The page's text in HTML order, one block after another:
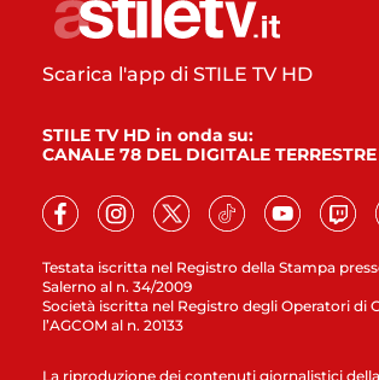
Testata iscritta nel Registro della Stampa
Salerno al n. 34/2009
Società iscritta nel Registro degli Operatori di
l’AGCOM al n. 20133
Scarica l'app di STILE TV HD
STILE TV HD in onda su:
CANALE 78 DEL DIGITALE TERRESTRE
La riproduzione dei contenuti giornalistici della